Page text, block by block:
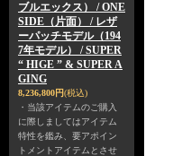
ブルエックス） / ONE
SIDE（片面） / レザ
ーパッチモデル（194
7年モデル） / SUPER
“ HIGE ” & SUPER A
GING
8,236,800円(税込)
・当該アイテムのご購入
に際しましてはアイテム
特性を鑑み、要アポイン
トメントアイテムとさせ